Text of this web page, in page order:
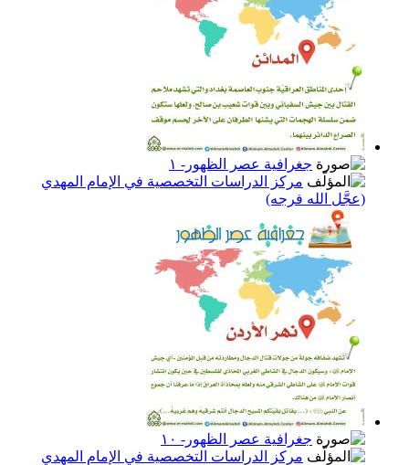
جغرافية عصر الظهور- ١
مركز الدراسات التخصصية في الإمام المهدي
(عجَّل الله فرجه)
جغرافية عصر الظهور- ١٠
مركز الدراسات التخصصية في الإمام المهدي